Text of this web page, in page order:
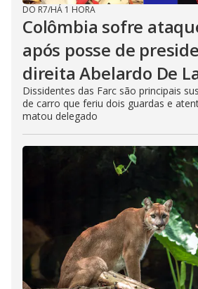
DO R7/HÁ 1 HORA
Colômbia sofre
após posse de
direita Abelardo De
Dissidentes das Farc são principais
de carro que feriu dois guardas e
matou delegado